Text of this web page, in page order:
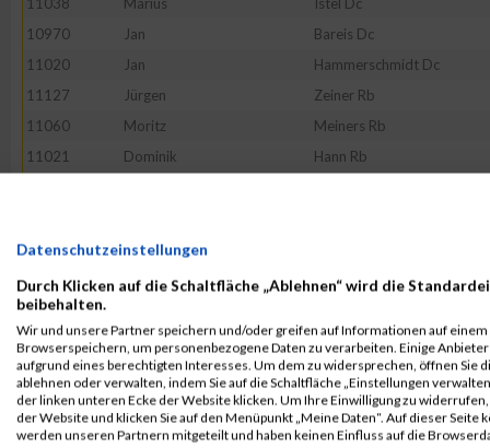
10970
Jan Bareis Dc
11020
Jan Hammerschmidt Dc
11127
Jürgen Zeiner Rb
11060
Moritz Meiners Rb
11021
Dominik Hann Rb
11029
Dominik
10983
Christian Botz Dc
11041
11094
Jürgen Schönlein Rb
11070
Julius Muntau Rb
11028
Arthur Heim Rb
11054
Christian Leinauer Rb
Datenschutzeinstellungen
Durch Klicken auf die Schaltfläche „Ablehnen“ wird die
beibehalten.
Wir und unsere Partner speichern und/oder greifen auf Informationen auf einem
Browserspeichern, um personenbezogene Daten zu verarbeiten. Einige
aufgrund eines berechtigten Interesses. Um dem zu widersprechen, öffnen Sie
ablehnen oder verwalten, indem Sie auf die Schaltfläche „Einstellungen
der linken unteren Ecke der Website klicken. Um Ihre Einwilligung zu
der Website und klicken Sie auf den Menüpunkt „Meine Daten“. Auf dieser
werden unseren Partnern mitgeteilt und haben keinen Einfluss auf die